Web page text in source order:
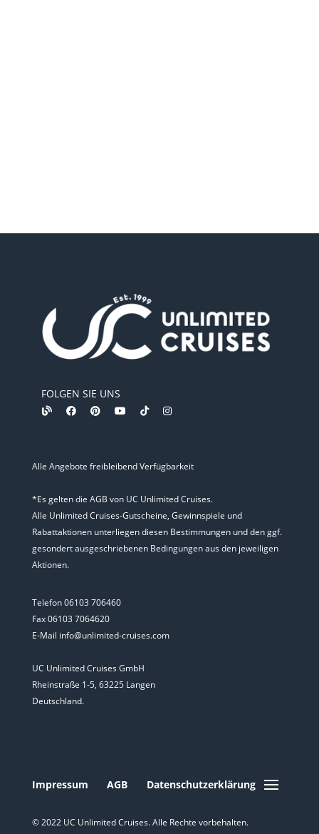
FOLGEN SIE UNS
Alle Angebote freibleibend Verfügbarkeit
*Es gelten die AGB von UC Unlimited Cruises.
Alle Unlimited Cruises-Gutscheine, Gewinnspiele und
Rabattaktionen unterliegen diesen Bestimmungen und den ggf.
gesondert ausgeschriebenen Bedingungen aus den jeweiligen
Aktionen.
Telefon 06103 706460
Fax 06103 7064620
E-Mail info@unlimited-cruises.com
UC Unlimited Cruises GmbH
Rheinstraße 1-5, 63225 Langen
Deutschland.
Impressum AGB Datenschutzerklärung
© 2022 UC Unlimited Cruises. Alle Rechte vorbehalten.